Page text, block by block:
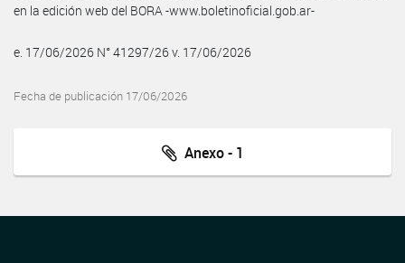
en la edición web del BORA -www.boletinoficial.gob.ar-
e. 17/06/2026 N° 41297/26 v. 17/06/2026
Fecha de publicación 17/06/2026
Anexo - 1